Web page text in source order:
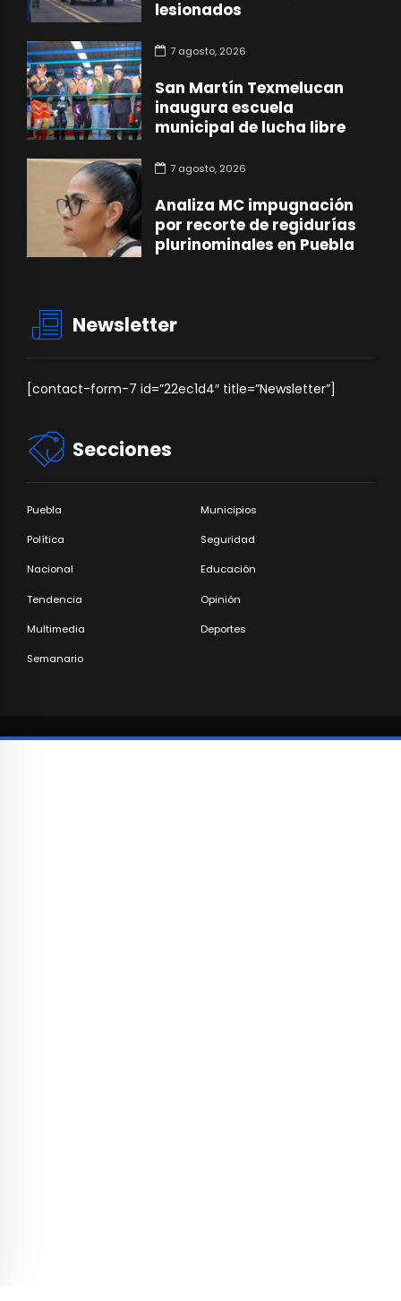
lesionados
7 agosto, 2026
San Martín Texmelucan
inaugura escuela
municipal de lucha libre
7 agosto, 2026
Analiza MC impugnación
por recorte de regidurías
plurinominales en Puebla
Newsletter
[contact-form-7 id=”22ec1d4″ title=”Newsletter”]
Secciones
Puebla Municipios
Política Seguridad
Nacional Educación
Tendencia Opinión
Multimedia Deportes
Semanario